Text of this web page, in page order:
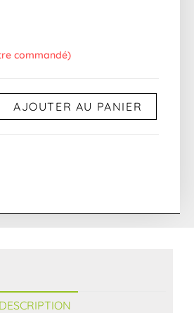
commandé)
AJOUTER AU PANIER
DESCRIPTION